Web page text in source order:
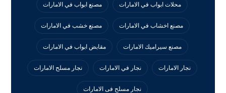
محلات ابواب في الامارات مصنع ابواب في الامارات
مصنع اخشاب في الامارات مصنع خشب في الامارات
مصنع سيراميك الامارات مقابض ابواب في الامارات
نجار الامارات نجار في الامارات نجار مسلح الامارات
نجار مسلح فى الامارات